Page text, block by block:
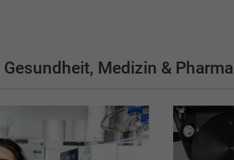
Medizin & Pharma